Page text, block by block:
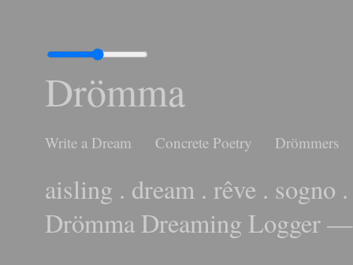
Drömma
Write a Dream Concrete Poetry Drömmers
aisling . dream . rêve . sogno
Drömma Dreaming Logger